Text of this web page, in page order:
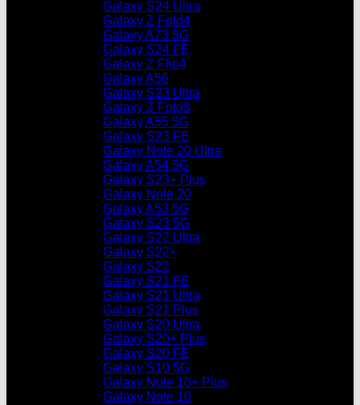
Galaxy S24 Ultra
Galaxy Z Fold4
Galaxy A73 5G
Galaxy S24 FE
Galaxy Z Flip4
Galaxy A56
Galaxy S23 Ultra
Galaxy Z Fold3
Galaxy A55 5G
Galaxy S23 FE
Galaxy Note 20 Ultra
Galaxy A54 5G
Galaxy S23+ Plus
Galaxy Note 20
Galaxy A53 5G
Galaxy S23 5G
Galaxy S22 Ultra
Galaxy S22+
Galaxy S22
Galaxy S21 FE
Galaxy S21 Ultra
Galaxy S21 Plus
Galaxy S20 Ultra
Galaxy S20+ Plus
Galaxy S20 FE
Galaxy S10 5G
Galaxy Note 10+ Plus
Galaxy Note 10